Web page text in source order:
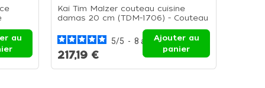
au
Kai Tim Malzer couteau cuisine
damas 20 cm (TDM-1706) - Couteau
5/5 - 8 avis
217,19 €
Ajouter au
panier